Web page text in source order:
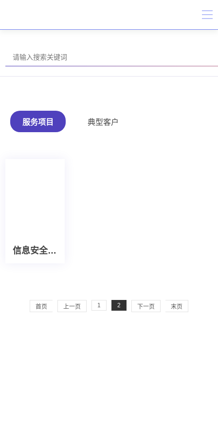
服务项目 典型客户
信息安全风险评估服务
首页 上一页 1 2 下一页 末页